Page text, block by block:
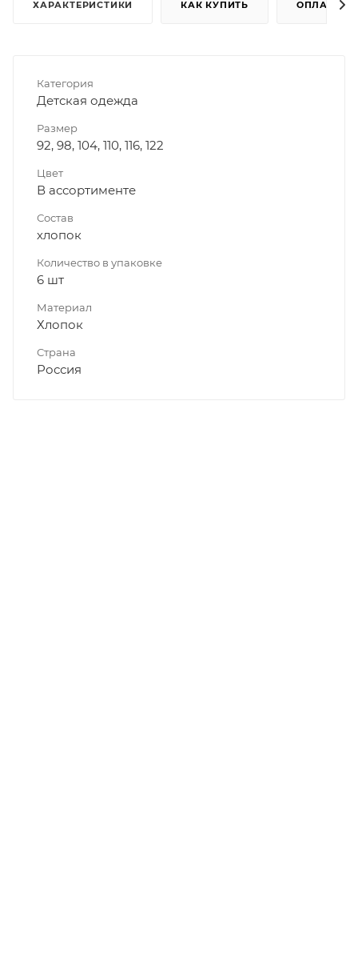
ХАРАКТЕРИСТИКИ КАК КУПИТЬ ОПЛАТА
Категория
Детская одежда
Размер
92, 98, 104, 110, 116, 122
Цвет
В ассортименте
Состав
хлопок
Количество в упаковке
6 шт
Материал
Хлопок
Страна
Россия